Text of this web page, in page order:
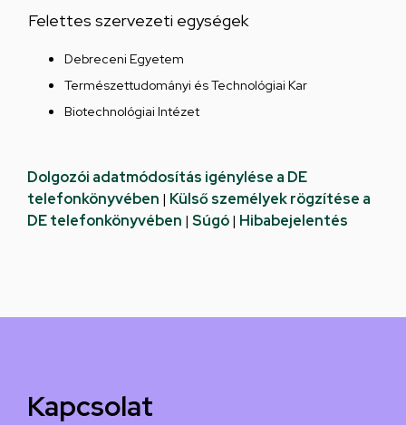
Felettes szervezeti egységek
Debreceni Egyetem
Természettudományi és Technológiai Kar
Biotechnológiai Intézet
Dolgozói adatmódosítás igénylése a DE
telefonkönyvében | Külső személyek rögzítése a
DE telefonkönyvében | Súgó| Hibabejelentés
Kapcsolat